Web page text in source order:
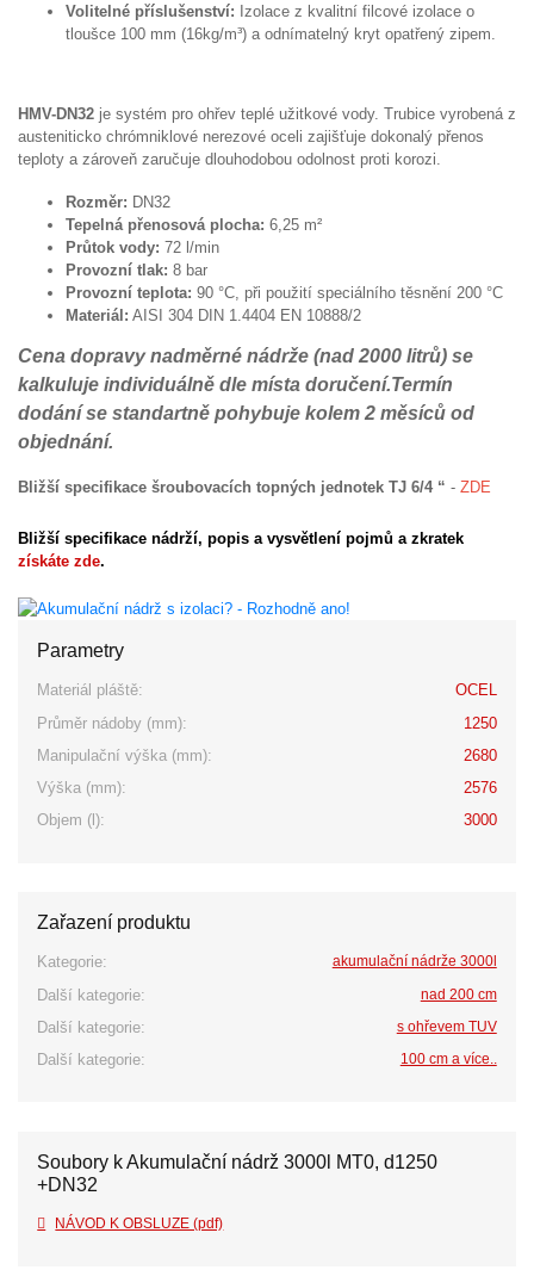
Volitelné příslušenství: Izolace z kvalitní filcové izolace o
tloušce 100 mm (16kg/m³) a odnímatelný kryt opatřený zipem.
HMV-DN32 je systém pro ohřev teplé užitkové vody. Trubice vyrobená z
austeniticko chrómniklové nerezové oceli zajišťuje dokonalý přenos
teploty a zároveň zaručuje dlouhodobou odolnost proti korozi.
Rozměr: DN32
Tepelná přenosová plocha: 6,25 m²
Průtok vody: 72 l/min
Provozní tlak: 8 bar
Provozní teplota: 90 °C, při použití speciálního těsnění 200 °C
Materiál: AISI 304 DIN 1.4404 EN 10888/2
Cena dopravy nadměrné nádrže (nad 2000 litrů) se
kalkuluje individuálně dle místa doručení.Termín
dodání se standartně pohybuje kolem 2 měsíců od
objednání.
Bližší specifikace šroubovacích topných jednotek TJ 6/4 “ - ZDE
Bližší specifikace nádrží, popis a vysvětlení pojmů a zkratek
získáte zde.
Parametry
Materiál pláště:
OCEL
Průměr nádoby (mm):
1250
Manipulační výška (mm):
2680
Výška (mm):
2576
Objem (l):
3000
Zařazení produktu
Kategorie: akumulační nádrže 3000l
Další kategorie: nad 200 cm
Další kategorie: s ohřevem TUV
Další kategorie: 100 cm a více..
Soubory k Akumulační nádrž 3000l MT0, d1250
+DN32
NÁVOD K OBSLUZE (pdf)